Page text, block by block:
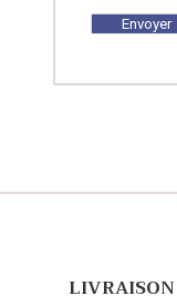
LIVRAISON